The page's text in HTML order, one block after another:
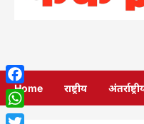
Home राष्ट्रीय
Facebook
WhatsApp